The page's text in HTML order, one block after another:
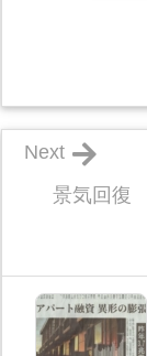
景気回復
Next